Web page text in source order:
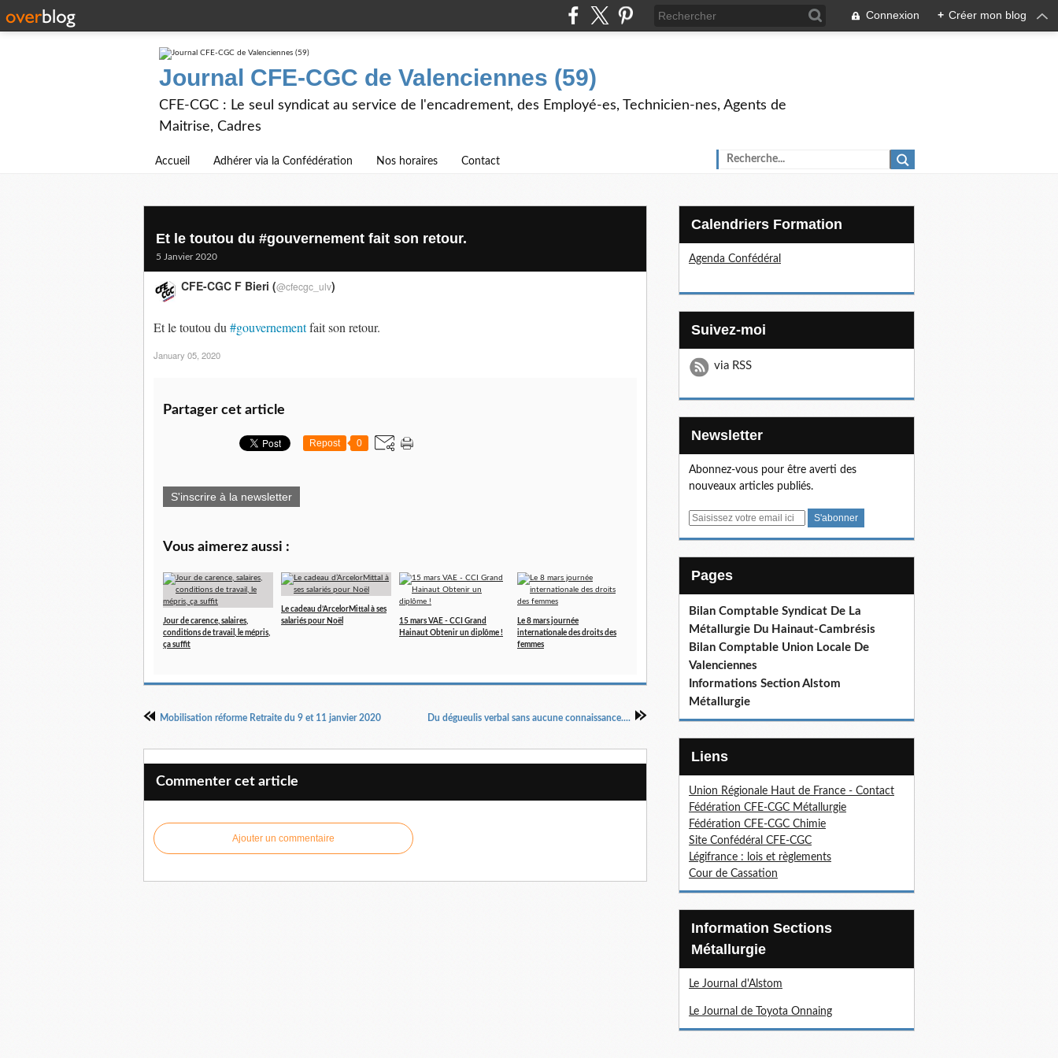
Connexion + Créer mon blog
Journal CFE-CGC de Valenciennes (59)
CFE-CGC : Le seul syndicat au service de l'encadrement, des Employé-es, Technicien-nes, Agents de
Maitrise, Cadres
Accueil Adhérer via la Confédération Nos horaires Contact
Et le toutou du #gouvernement fait son retour.
5 Janvier 2020
Et le toutou du #gouvernementfait son retour.
CFE-CGC F Bieri (@cfecgc_ulv)
January 05, 2020
Partager cet article
Repost 0
S'inscrire à la newsletter
Vous aimerez aussi :
Jour de carence, salaires,
conditions de travail, le mépris,
ça suffit
Le cadeau d’ArcelorMittal à ses
salariés pour Noël
15 mars VAE - CCI Grand
Hainaut Obtenir un diplôme !
Le 8 mars journée
internationale des droits des
femmes
Mobilisation réforme Retraite du 9 et 11 janvier 2020 Du dégueulis verbal sans aucune connaissance....
Commenter cet article
Ajouter un commentaire
Calendriers Formation
Agenda Confédéral
Suivez-moi
via RSS
Newsletter
Abonnez-vous pour être averti des
nouveaux articles publiés.
E
Pages
Bilan Comptable Syndicat De La
Métallurgie Du Hainaut-Cambrésis
Bilan Comptable Union Locale De
Valenciennes
Informations Section Alstom
Métallurgie
Liens
Union Régionale Haut de France - Contact
Fédération CFE-CGC Métallurgie
Fédération CFE-CGC Chimie
Site Confédéral CFE-CGC
Légifrance : lois et règlements
Cour de Cassation
Information Sections
Métallurgie
Le Journal d'Alstom
Le Journal de Toyota Onnaing